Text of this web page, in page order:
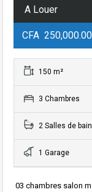
A Louer
CFA 250,000.00
150 m²
3 Chambres
2 Salles de bain
1 Garage
03 chambres salon